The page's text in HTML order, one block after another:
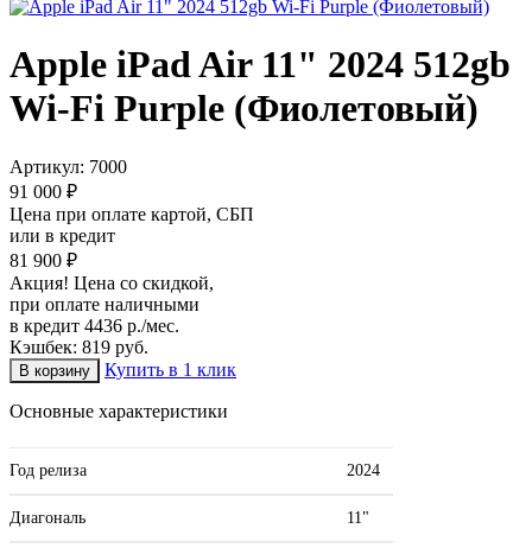
Apple iPad Air 11" 2024 512gb
Wi-Fi Purple (Фиолетовый)
Артикул: 7000
91 000 ₽
Цена при оплате картой, СБП
или в кредит
81 900 ₽
Акция! Цена со скидкой,
при оплате наличными
в кредит 4436 р./мес.
Кэшбек: 819 руб.
Купить в 1 клик
Основные характеристики
Год релиза 2024
Диагональ 11"